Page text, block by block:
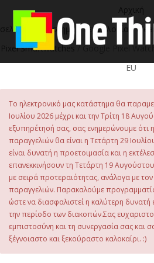
περιεχόμενο
Αρχική
σελίδα
Κατάστημα /Τεχνολογία /
Pixel Smartwatches / Google Pixel
EU
Το ηλεκτρονικό μας κατάστημα θα
Ιουλίου 2026 μέχρι και την Τρίτη 18
εξυπηρέτησή σας, σας ενημερώνουμε ότι
παραγγελιών θα είναι η Τετάρτη 29
είναι δυνατή η προετοιμασία και η
επανεκκινήσουν τη Τετάρτη 19
με σειρά προτεραιότητας, ανάλογα με
παραγγελιών. Παρακαλούμε
ώστε να διασφαλιστεί η καλύτερη
την περίοδο των διακοπών.Σας
εμπιστοσύνη και τη συνεργασία σας και
ξέγνοιαστο και ξεκούραστο καλοκαίρι. :)